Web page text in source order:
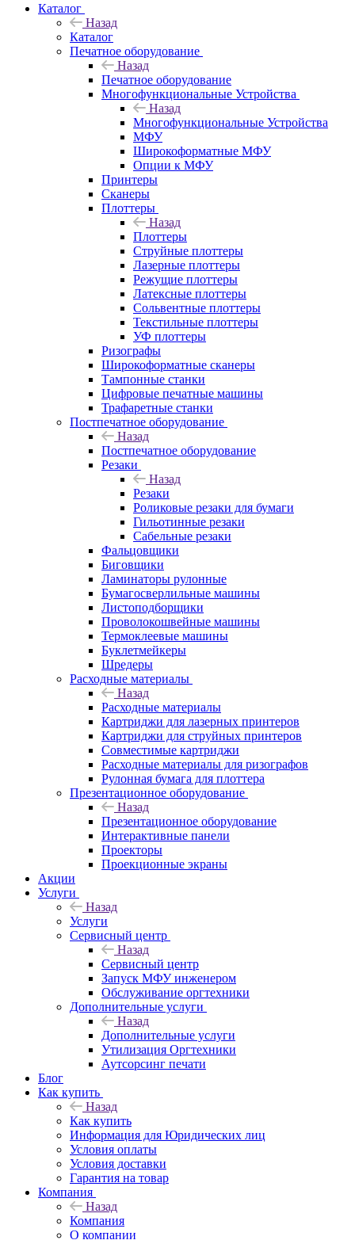
Каталог
Назад
Каталог
Печатное оборудование
Назад
Печатное оборудование
Многофункциональные Устройства
Назад
Многофункциональные Устройства
МФУ
Широкоформатные МФУ
Опции к МФУ
Принтеры
Сканеры
Плоттеры
Назад
Плоттеры
Струйные плоттеры
Лазерные плоттеры
Режущие плоттеры
Латексные плоттеры
Сольвентные плоттеры
Текстильные плоттеры
УФ плоттеры
Ризографы
Широкоформатные сканеры
Тампонные станки
Цифровые печатные машины
Трафаретные станки
Постпечатное оборудование
Назад
Постпечатное оборудование
Резаки
Назад
Резаки
Роликовые резаки для бумаги
Гильотинные резаки
Сабельные резаки
Фальцовщики
Биговщики
Ламинаторы рулонные
Бумагосверлильные машины
Листоподборщики
Проволокошвейные машины
Термоклеевые машины
Буклетмейкеры
Шредеры
Расходные материалы
Назад
Расходные материалы
Картриджи для лазерных принтеров
Картриджи для струйных принтеров
Совместимые картриджи
Расходные материалы для ризографов
Рулонная бумага для плоттера
Презентационное оборудование
Назад
Презентационное оборудование
Интерактивные панели
Проекторы
Проекционные экраны
Акции
Услуги
Назад
Услуги
Сервисный центр
Назад
Сервисный центр
Запуск МФУ инженером
Обслуживание оргтехники
Дополнительные услуги
Назад
Дополнительные услуги
Утилизация Оргтехники
Аутсорсинг печати
Блог
Как купить
Назад
Как купить
Информация для Юридических лиц
Условия оплаты
Условия доставки
Гарантия на товар
Компания
Назад
Компания
О компании